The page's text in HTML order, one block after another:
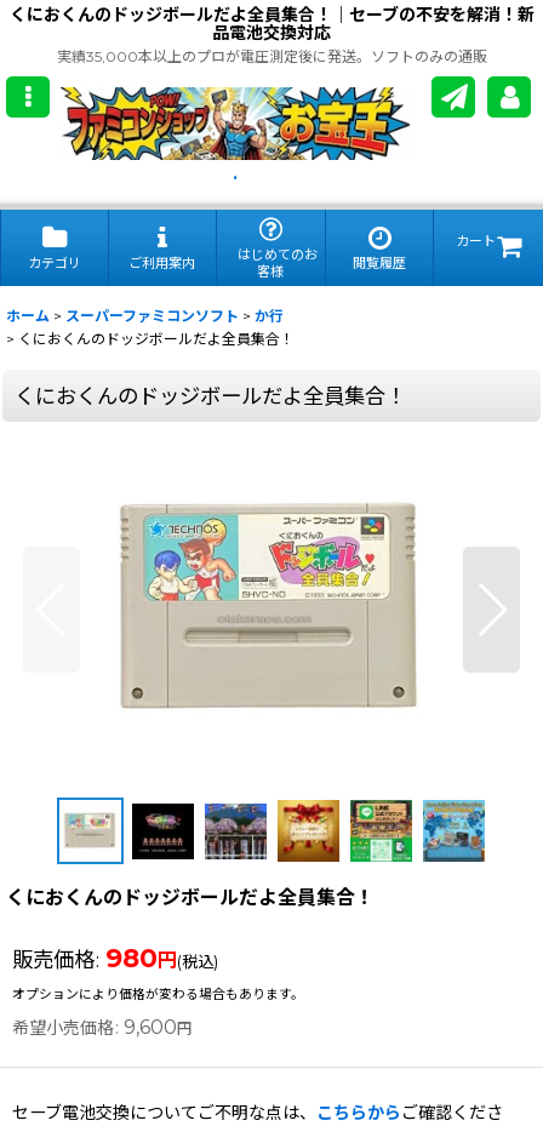
くにおくんのドッジボールだよ全員集合！｜セーブの不安を解消！新
品電池交換対応
実績35,000本以上のプロが電圧測定後に発送。ソフトのみの通販
.
カテゴリ ご利用案内
はじめてのお
客様
閲覧履歴
カート
ホーム > スーパーファミコンソフト > か行
> くにおくんのドッジボールだよ全員集合！
くにおくんのドッジボールだよ全員集合！
くにおくんのドッジボールだよ全員集合！
販売価格: 980 円 (税込)
オプションにより価格が変わる場合もあります。
希望小売価格: 9,600 円
セーブ電池交換についてご不明な点は、 こちらから ご確認くださ